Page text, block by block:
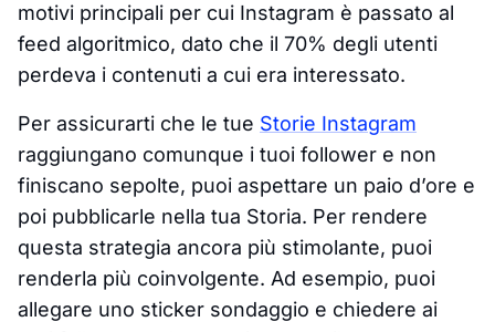
motivi principali per cui Instagram è passato al
feed algoritmico, dato che il 70% degli utenti
perdeva i contenuti a cui era interessato.
Per assicurarti che le tue Storie Instagram
raggiungano comunque i tuoi follower e non
finiscano sepolte, puoi aspettare un paio d’ore e
poi pubblicarle nella tua Storia. Per rendere
questa strategia ancora più stimolante, puoi
renderla più coinvolgente. Ad esempio, puoi
allegare uno sticker sondaggio e chiedere ai